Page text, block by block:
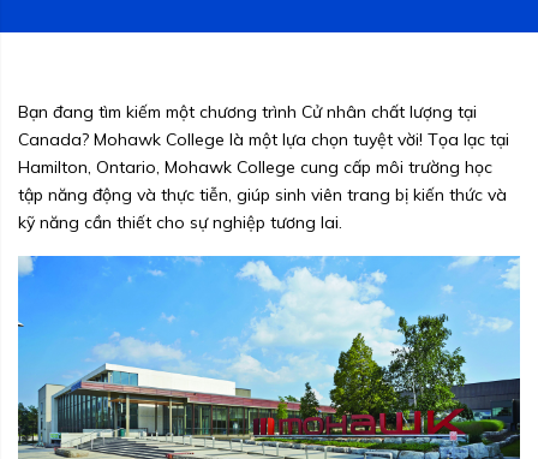
Bạn đang tìm kiếm một chương trình Cử nhân chất lượng tại
Canada? Mohawk College là một lựa chọn tuyệt vời! Tọa lạc tại
Hamilton, Ontario, Mohawk College cung cấp môi trường học
tập năng động và thực tiễn, giúp sinh viên trang bị kiến thức và
kỹ năng cần thiết cho sự nghiệp tương lai.